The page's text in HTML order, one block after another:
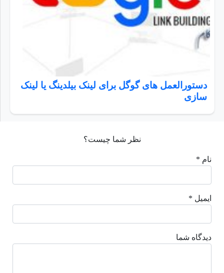
دستورالعمل های گوگل برای لینک بیلدینگ یا لینک
سازی
نظر شما چیست؟
نام *
ایمیل *
دیدگاه شما